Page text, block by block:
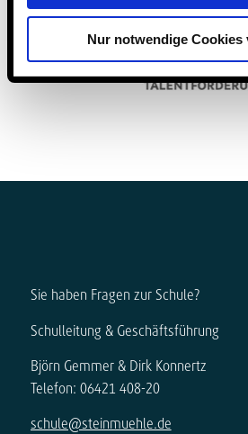
Nur notwendige Cookies
Sie haben Fragen zur Schule?
Schulleitung & Geschäftsführung
Björn Gemmer & Dirk Konnertz
Telefon: 06421 408-20
schule@steinmuehle.de